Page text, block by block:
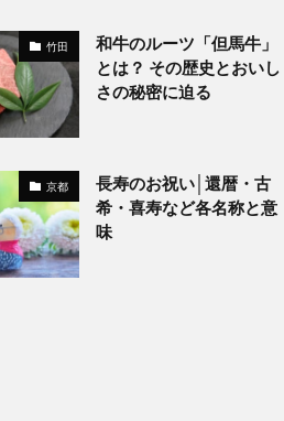
竹田
和牛のルーツ「但馬牛」
とは？ その歴史とおいし
さの秘密に迫る
京都
長寿のお祝い│還暦・古
希・喜寿など各名称と意
味